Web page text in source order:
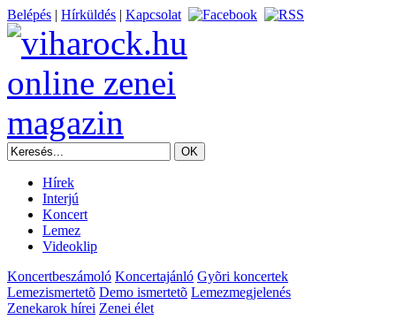
Belépés | Hírküldés | Kapcsolat
Hírek
Interjú
Koncert
Lemez
Videoklip
Koncertbeszámoló Koncertajánló Gyõri koncertek
Lemezismertetõ Demo ismertetõ Lemezmegjelenés
Zenekarok hírei Zenei élet